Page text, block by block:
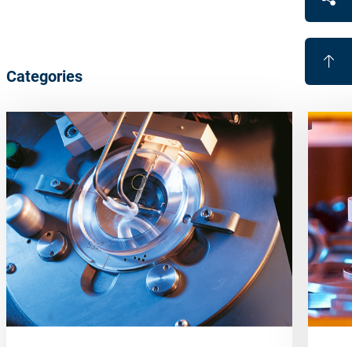
Lead and cadmium free
Block-pieces are re-usable
Packing unit
50 pcs/box
Categories